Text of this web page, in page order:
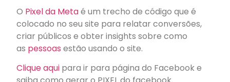
O Pixel da Metaé um trecho de código que é
colocado no seu site para relatar conversões,
criar públicos e obter insights sobre como
as pessoas estão usando o site.
Clique aqui para ir para página do Facebook e